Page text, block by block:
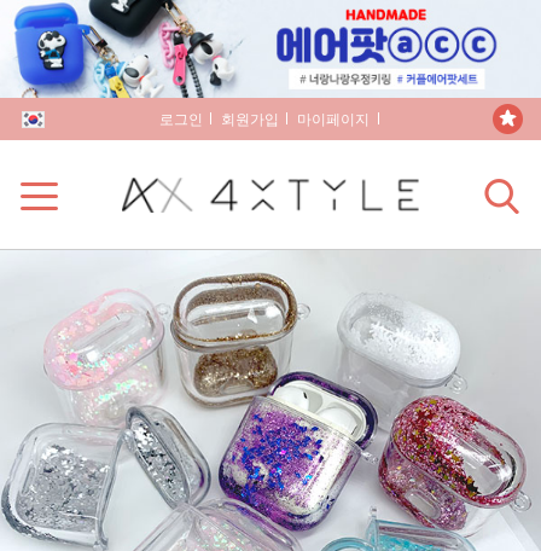
로그인 회원가입 마이페이지